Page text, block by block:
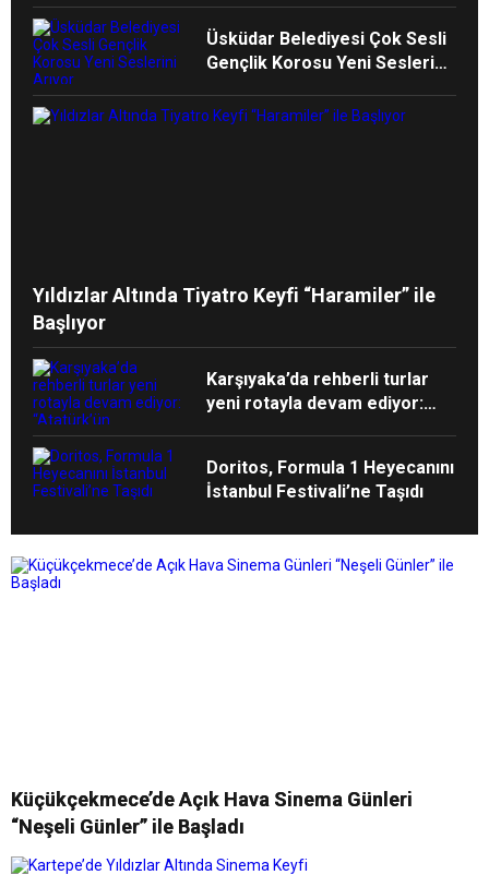
Üsküdar Belediyesi Çok Sesli
Gençlik Korosu Yeni Seslerini
Yıldızlar Altında Tiyatro Keyfi “Haramiler” ile
Başlıyor
Karşıyaka’da rehberli turlar
yeni rotayla devam ediyor:
Doritos, Formula 1 Heyecanını
İstanbul Festivali’ne Taşıdı
Küçükçekmece’de Açık Hava Sinema Günleri
“Neşeli Günler” ile Başladı